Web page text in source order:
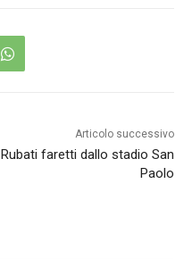
Articolo successivo
Rubati faretti dallo stadio San
Paolo